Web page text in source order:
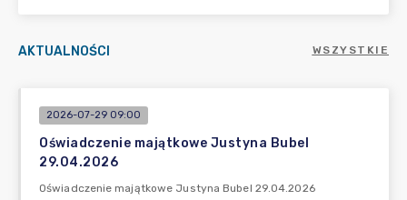
AKTUALNOŚCI WSZYSTKIE
2026-07-29 09:00
Oświadczenie majątkowe Justyna Bubel
29.04.2026
Oświadczenie majątkowe Justyna Bubel 29.04.2026